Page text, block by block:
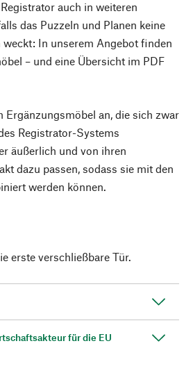
auch in weiteren
das Puzzeln und Planen keine
In unserem Angebot finden
– und eine Übersicht im PDF
Ergänzungsmöbel an, die sich zwar
Registrator-Systems
äußerlich und von ihren
dazu passen, sodass sie mit den
werden können.
erste verschließbare Tür.
für die EU